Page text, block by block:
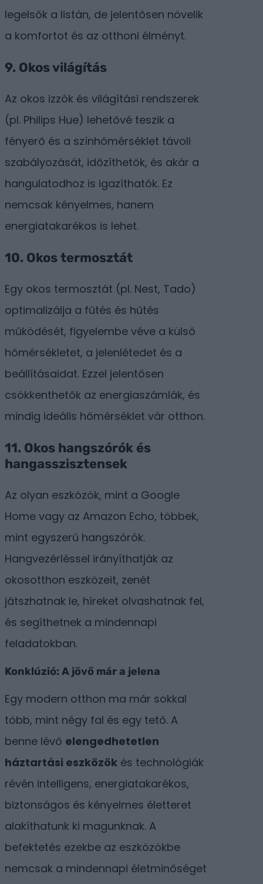
legelsők a listán, de jelentősen növelik
a komfortot és az otthoni élményt.
9. Okos világítás
Az okos izzók és világítási rendszerek
(pl. Philips Hue) lehetővé teszik a
fényerő és a színhőmérséklet távoli
szabályozását, időzíthetők, és akár a
hangulatodhoz is igazíthatók. Ez
nemcsak kényelmes, hanem
energiatakarékos is lehet.
10. Okos termosztát
Egy okos termosztát (pl. Nest, Tado)
optimalizálja a fűtés és hűtés
működését, figyelembe véve a külső
hőmérsékletet, a jelenlétedet és a
beállításaidat. Ezzel jelentősen
csökkenthetők az energiaszámlák, és
mindig ideális hőmérséklet vár otthon.
11. Okos hangszórók és
hangasszisztensek
Az olyan eszközök, mint a Google
Home vagy az Amazon Echo, többek,
mint egyszerű hangszórók.
Hangvezérléssel irányíthatják az
okosotthon eszközeit, zenét
játszhatnak le, híreket olvashatnak fel,
és segíthetnek a mindennapi
feladatokban.
Konklúzió: A jövő már a jelena
Egy modern otthon ma már sokkal
több, mint négy fal és egy tető. A
benne lévő elengedhetetlen
háztartási eszközök és technológiák
révén intelligens, energiatakarékos,
biztonságos és kényelmes életteret
alakíthatunk ki magunknak. A
befektetés ezekbe az eszközökbe
nemcsak a mindennapi életminőséget